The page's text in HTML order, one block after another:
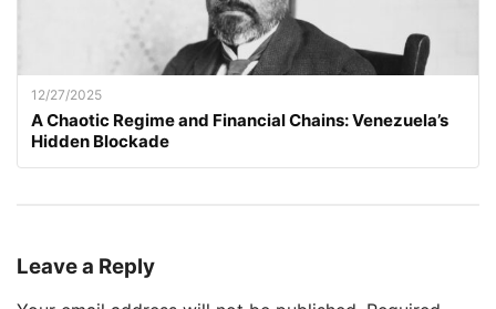
12/27/2025
A Chaotic Regime and Financial Chains: Venezuela’s
Hidden Blockade
Leave a Reply